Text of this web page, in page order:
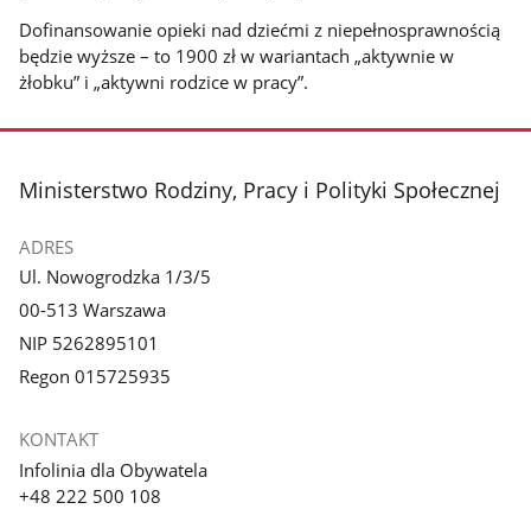
Dofinansowanie opieki nad dziećmi z niepełnosprawnością
będzie wyższe – to 1900 zł w wariantach „aktywnie w
żłobku” i „aktywni rodzice w pracy”.
stopka
Ministerstwo Rodziny, Pracy i Polityki Społecznej
ADRES
Ul. Nowogrodzka 1/3/5
00-513 Warszawa
NIP 5262895101
Regon 015725935
KONTAKT
Infolinia dla Obywatela
+48 222 500 108